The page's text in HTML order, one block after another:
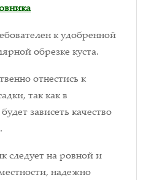
к удобренной
обрезке куста.
отнестись к
так как в
зависеть качество
следует на ровной и
надежно